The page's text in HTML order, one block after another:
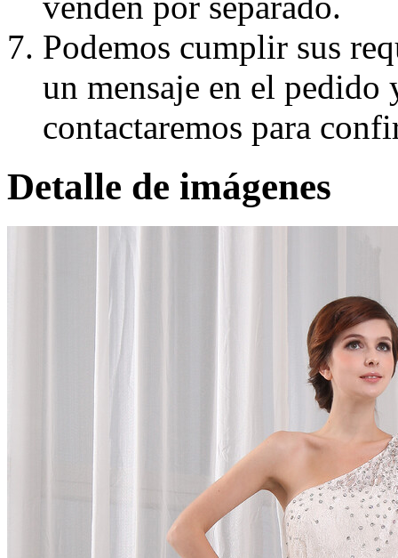
Podemos cumplir sus
un mensaje en el pedido
contactaremos para
Detalle de imágenes